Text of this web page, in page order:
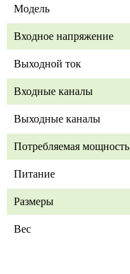
Модель
Входное напряжение
Выходной ток
Входные каналы
Выходные каналы
Потребляемая мощность
Питание
Размеры
Вес